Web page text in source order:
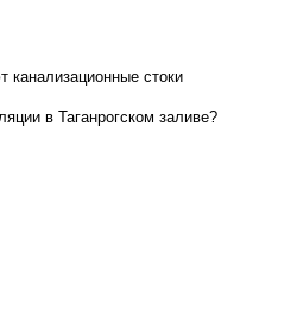
канализационные стоки
в Таганрогском заливе?